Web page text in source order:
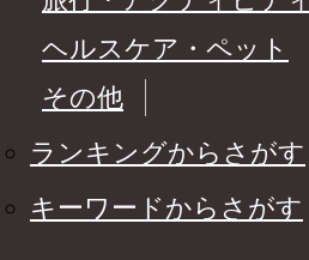
ヘルスケア・ペット
その他
ランキングからさがす
キーワードからさがす